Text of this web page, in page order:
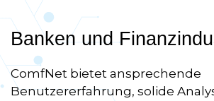
Banken und
ComfNet bietet ansprechende
Benutzererfahrung, solide